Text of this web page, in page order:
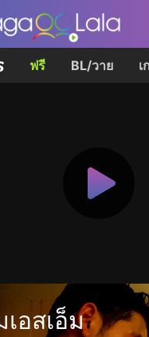
ฟรี BL/วาย เ
เอสเอ็ม